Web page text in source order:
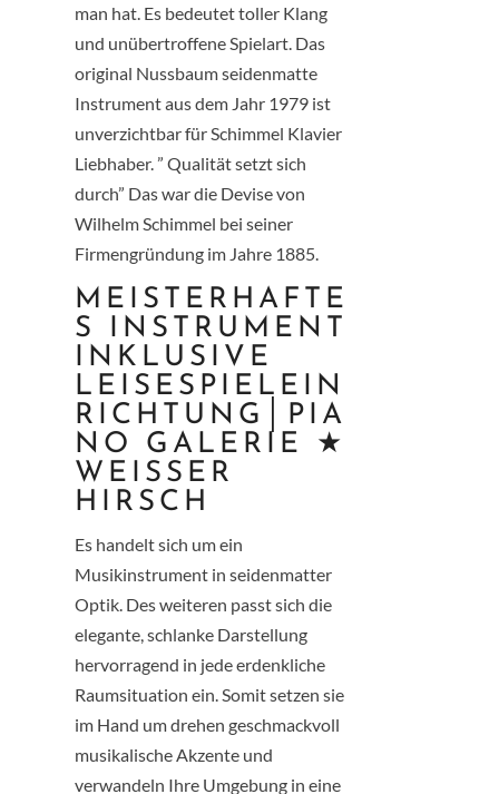
man hat. Es bedeutet toller Klang
und unübertroffene Spielart. Das
original Nussbaum seidenmatte
Instrument aus dem Jahr 1979 ist
unverzichtbar für Schimmel Klavier
Liebhaber. ” Qualität setzt sich
durch” Das war die Devise von
WilhelmSchimmel bei seiner
Firmengründung im Jahre 1885.
MEISTERHAFTE
S INSTRUMENT
INKLUSIVE
LEISESPIELEIN
RICHTUNG│PIA
NO GALERIE ★
WEISSER
HIRSCH
Es handelt sich um ein
Musikinstrument in seidenmatter
Optik. Des weiteren passt sich die
elegante, schlanke Darstellung
hervorragend in jede erdenkliche
Raumsituation ein. Somit setzen sie
im Hand um drehen geschmackvoll
musikalische Akzente und
verwandeln Ihre Umgebung in eine